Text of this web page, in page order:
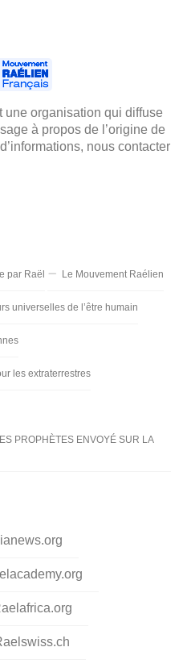
une organisation qui diffuse
à propos de l’origine de
nous contacter
par Raël Le Mouvement Raélien
universelles de l’être humain
les extraterrestres
PROPHÈTES ENVOYÉ SUR LA